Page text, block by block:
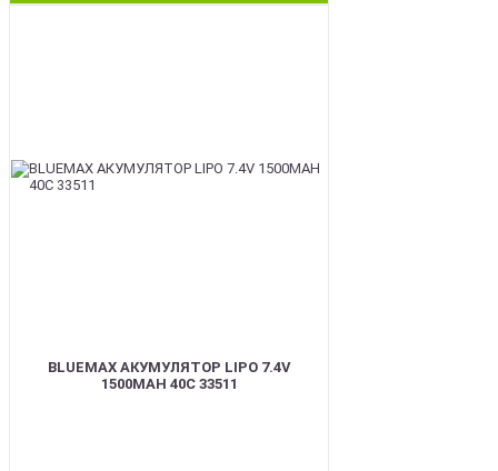
BLUEMAX АКУМУЛЯТОР LIPO 7.4V
1500MAH 40C 33511